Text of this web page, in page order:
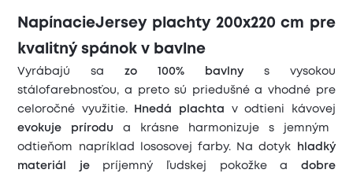
NapínacieJersey plachty 200x220 cm pre
kvalitný spánok v bavlne
Vyrábajú sazo 100% bavlnys vysokou
stálofarebnosťou, a preto sú priedušné a vhodné pre
celoročné využitie.
Hnedá plachta v odtieni kávovej
evokuje prírodu
a krásne harmonizuje s jemným
odtieňom napríklad lososovej farby. Na dotyk
hladký
materiál je príjemný ľudskej pokožke a dobre